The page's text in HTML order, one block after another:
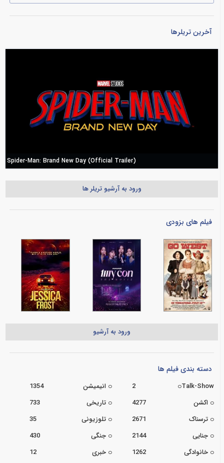
آخرین تریلرها
Spider-Man: Brand New Day (Official Trailer)
ورود به آرشیو تریلر ها
فیلم های بزودی
ورود به آرشیو
دسته بندی فیلم ها
Talk-Show
2 انیمیشن
1354
اکشن
4277 تاریخی
733
ترسناک
2671 تلوزیونی
35
جنایی
2144 جنگی
430
خانوادگی
1262 خبری
12